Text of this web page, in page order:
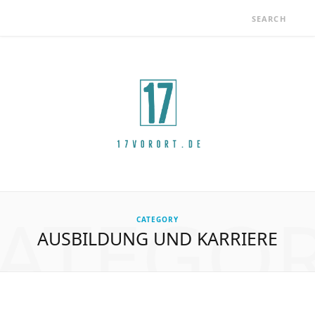
CATEGORY
AUSBILDUNG UND KARRIERE